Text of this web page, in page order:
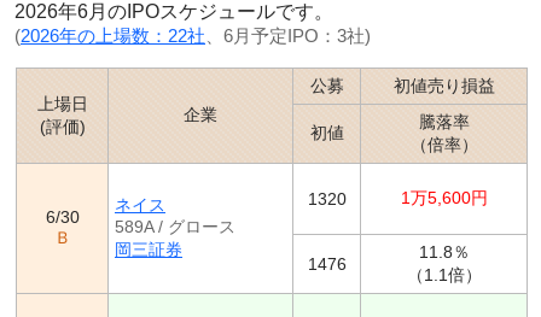
2026年6月のIPOスケジュールです。
(2026年の上場数：22社 、6月予定IPO：3社)
上場日
(評価)
企業
公募 初値売り損益
初値
騰落率
（倍率）
6/30
Ｂ
ネイス
589A / グロース
岡三証券
1320 1万5,600円
1476
11.8％
（1.1倍）